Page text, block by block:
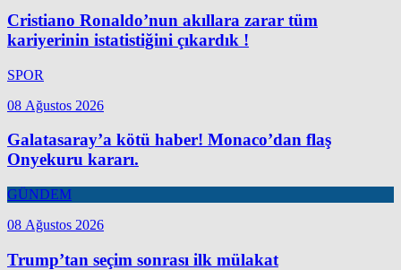
Cristiano Ronaldo’nun akıllara zarar tüm
kariyerinin istatistiğini çıkardık !
SPOR
08 Ağustos 2026
Galatasaray’a kötü haber! Monaco’dan flaş
Onyekuru kararı.
GÜNDEM
08 Ağustos 2026
Trump’tan seçim sonrası ilk mülakat